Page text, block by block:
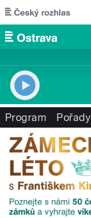
Přejít k hlavnímu obsahu
Program Pořady